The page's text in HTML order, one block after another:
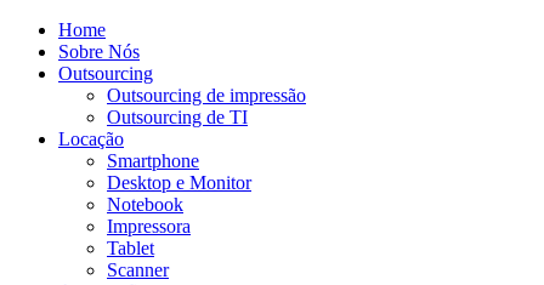
Home
Sobre Nós
Outsourcing
Outsourcing de impressão
Outsourcing de TI
Locação
Smartphone
Desktop e Monitor
Notebook
Impressora
Tablet
Scanner